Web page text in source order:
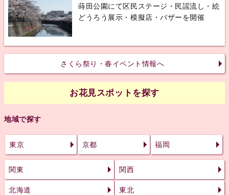
蒔田公園にて区民ステージ・民謡流し・絵
どうろう展示・模擬店・バザーを開催
さくら祭り・春イベント情報へ
お花見スポットを探す
地域で探す
東京 京都 福岡
関東 関西
北海道 東北